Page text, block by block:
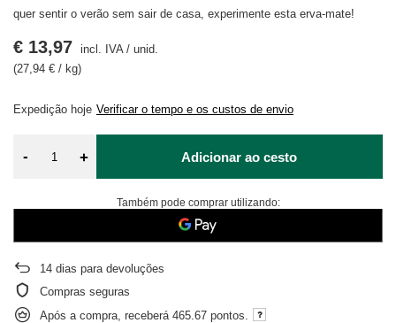
quer sentir o verão sem sair de casa, experimente esta erva-mate!
Expedição hoje Verificar o tempo e os custos de envio
€ 13,97 incl. IVA/ unid.
(27,94 € / kg)
- + Adicionar ao cesto
Também pode comprar utilizando:
14 dias para devoluções
Compras seguras
Após a compra, receberá 465.67 pontos.